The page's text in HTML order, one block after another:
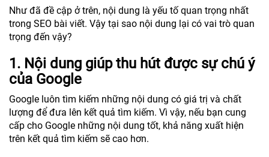
Như đã đề cập ở trên, nội dung là yếu tố quan trọng nhất
trong SEO bài viết. Vậy tại sao nội dung lại có vai trò quan
trọng đến vậy?
1. Nội dung giúp thu hút được sự chú ý
của Google
Google luôn tìm kiếm những nội dung có giá trị và chất
lượng để đưa lên kết quả tìm kiếm. Vì vậy, nếu bạn cung
cấp cho Google những nội dung tốt, khả năng xuất hiện
trên kết quả tìm kiếm sẽ cao hơn.